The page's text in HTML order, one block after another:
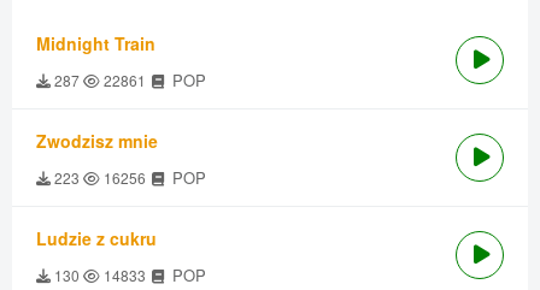
Midnight Train
287 22861 POP
Zwodzisz mnie
223 16256 POP
Ludzie z cukru
130 14833 POP